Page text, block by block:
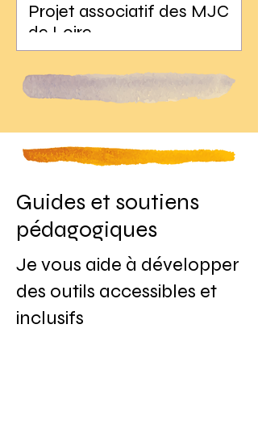
Projet associatif des MJC
de Loire
Guides et soutiens
pédagogiques
Je vous aide à développer
des outils accessibles et
inclusifs